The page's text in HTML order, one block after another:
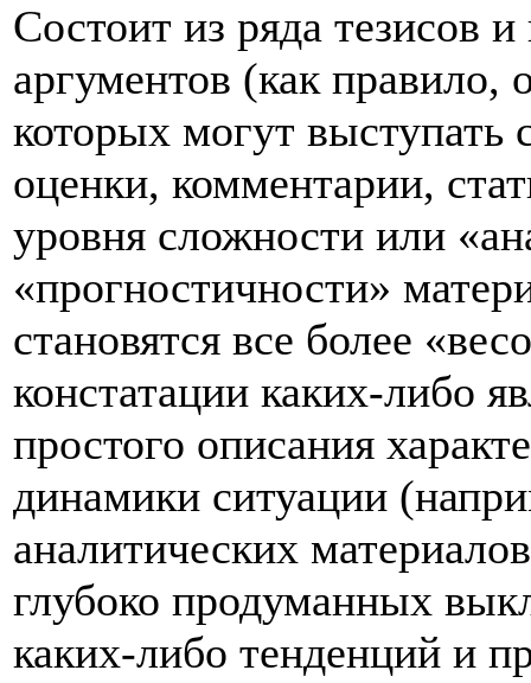
Состоит из ряда тезисов
аргументов (как правило,
которых могут
оценки, комментарии,
уровня сложности или
«прогностичности»
становятся все более
констатации каких-либо
простого описания
динамики ситуации
аналитических
глубоко продуманных
каких-либо тенденций и